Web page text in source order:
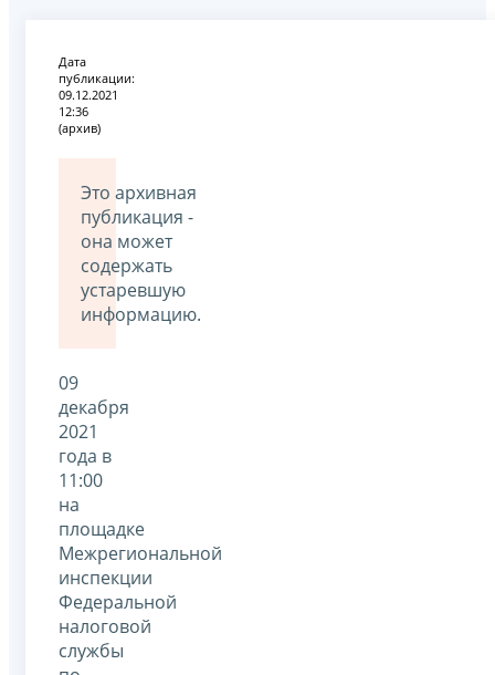
Дата
публикации:
09.12.2021
12:36
(архив)
Это архивная
публикация -
она может
содержать
устаревшую
информацию.
09
декабря
2021
года в
11:00
на
площадке
Межрегиональной
инспекции
Федеральной
налоговой
службы